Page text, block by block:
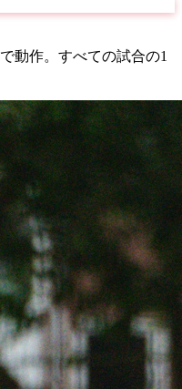
動作。すべての試合の1